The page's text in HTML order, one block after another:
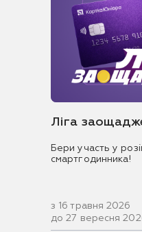
Ліга
Бери участь у
смартгодинника!
з 16 травня 2026
до 27 вересня